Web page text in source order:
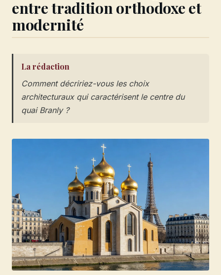
entre tradition orthodoxe et
modernité
La rédaction
Comment décririez-vous les choix
architecturaux qui caractérisent le centre du
quai Branly ?